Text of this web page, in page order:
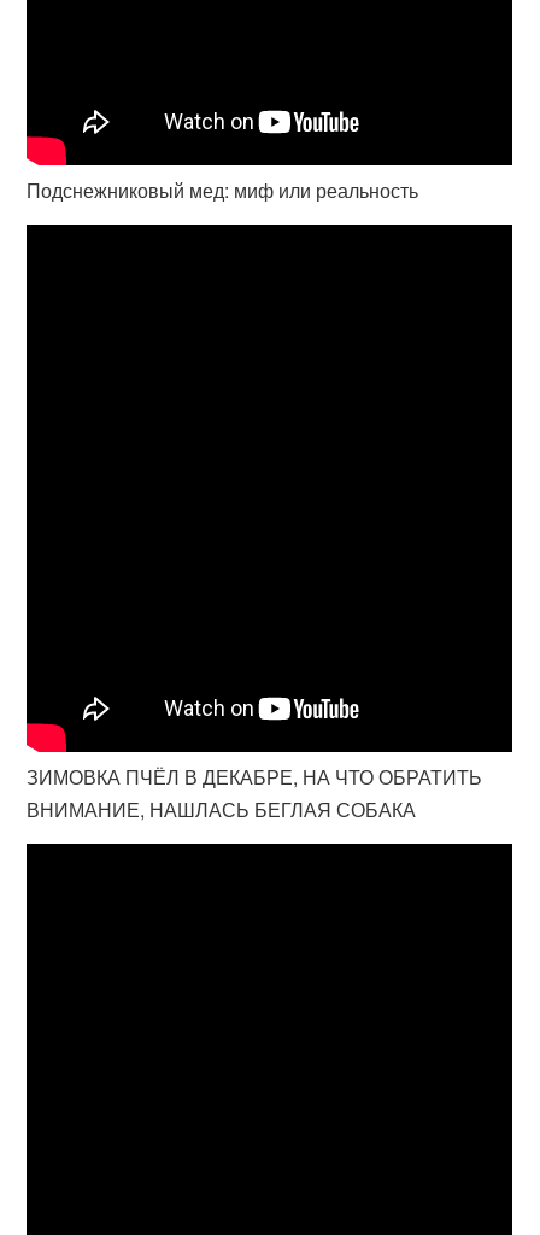
Подснежниковый мед: миф или реальность
ЗИМОВКА ПЧЁЛ В ДЕКАБРЕ, НА ЧТО ОБРАТИТЬ
ВНИМАНИЕ, НАШЛАСЬ БЕГЛАЯ СОБАКА